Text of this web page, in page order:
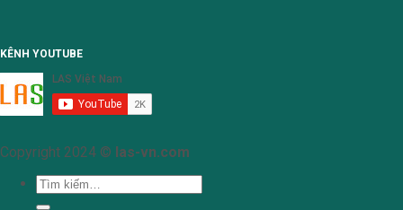
KÊNH YOUTUBE
Copyright 2024 © las-vn.com
Tìm
kiếm: